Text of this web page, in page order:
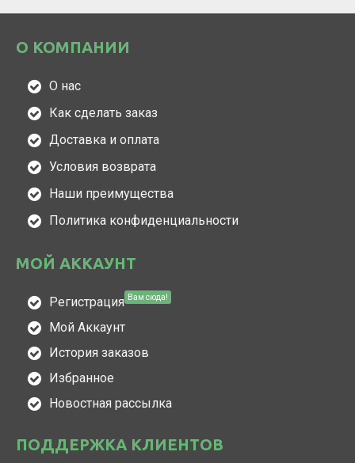
О КОМПАНИИ
О нас
Как сделать заказ
Доставка и оплата
Условия возврата
Наши преимущества
Политика конфиденциальности
МОЙ АККАУНТ
Регистрация Вам сюда!
Мой Аккаунт
История заказов
Избранное
Новостная рассылка
ПОДДЕРЖКА КЛИЕНТОВ